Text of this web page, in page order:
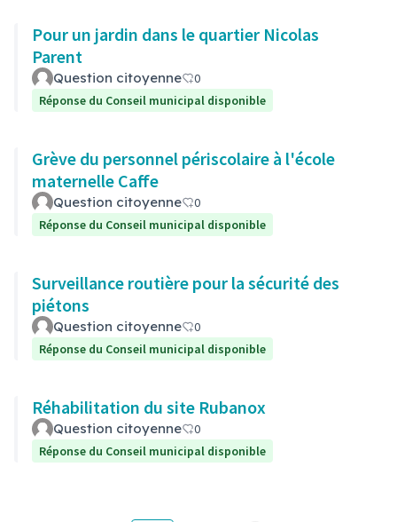
Pour un jardin dans le quartier Nicolas
Parent
Question citoyenne
0
Réponse du Conseil municipal disponible
Grève du personnel périscolaire à l'école
maternelle Caffe
Question citoyenne
0
Réponse du Conseil municipal disponible
Surveillance routière pour la sécurité des
piétons
Question citoyenne
0
Réponse du Conseil municipal disponible
Réhabilitation du site Rubanox
Question citoyenne
0
Réponse du Conseil municipal disponible